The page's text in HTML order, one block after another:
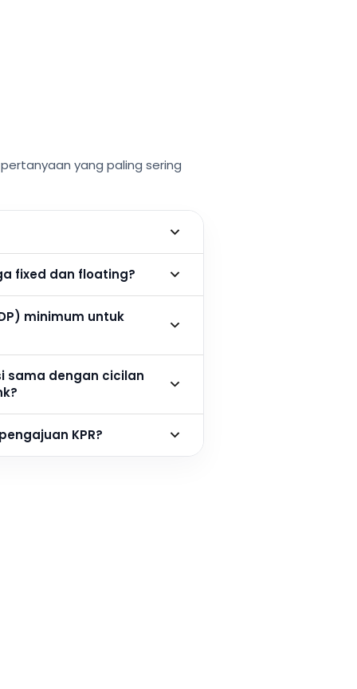
yang paling sering
fixed dan floating?
minimum untuk
sama dengan cicilan
KPR?